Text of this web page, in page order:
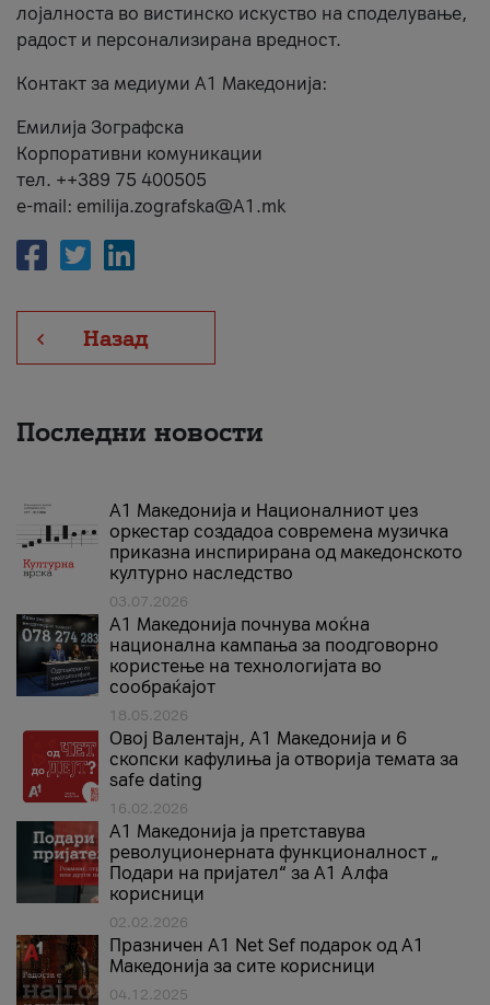
лојалноста во вистинско искуство на споделување,
радост и персонализирана вредност.
Контакт за медиуми А1 Македонија:
Емилија Зографска
Корпоративни комуникации
тел. ++389 75 400505
e-mail: emilija.zografska@A1.mk
Назад
Последни новости
А1 Македонија и Националниот џез
оркестар создадоа современа музичка
приказна инспирирана од македонското
културно наследство
03.07.2026
A1 Македонија почнува моќна
национална кампања за поодговорно
користење на технологијата во
сообраќајот
18.05.2026
Овој Валентајн, A1 Македонија и 6
скопски кафулиња ја отворија темата за
safe dating
16.02.2026
А1 Македонија ја претставува
револуционерната функционалност „
Подари на пријател“ за А1 Алфа
корисници
02.02.2026
Празничен A1 Net Sеf подарок од А1
Македонија за сите корисници
04.12.2025